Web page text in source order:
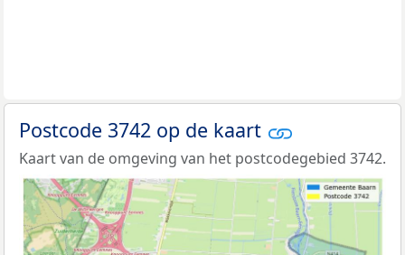
Postcode 3742 op de kaart
Kaart van de omgeving van het postcodegebied 3742.